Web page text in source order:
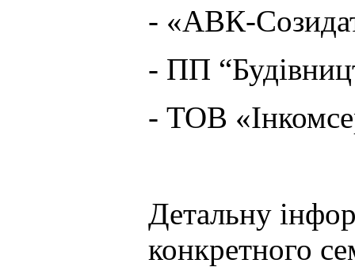
- «АВК-
- ПП
- ТОВ
Детальну
конкретного